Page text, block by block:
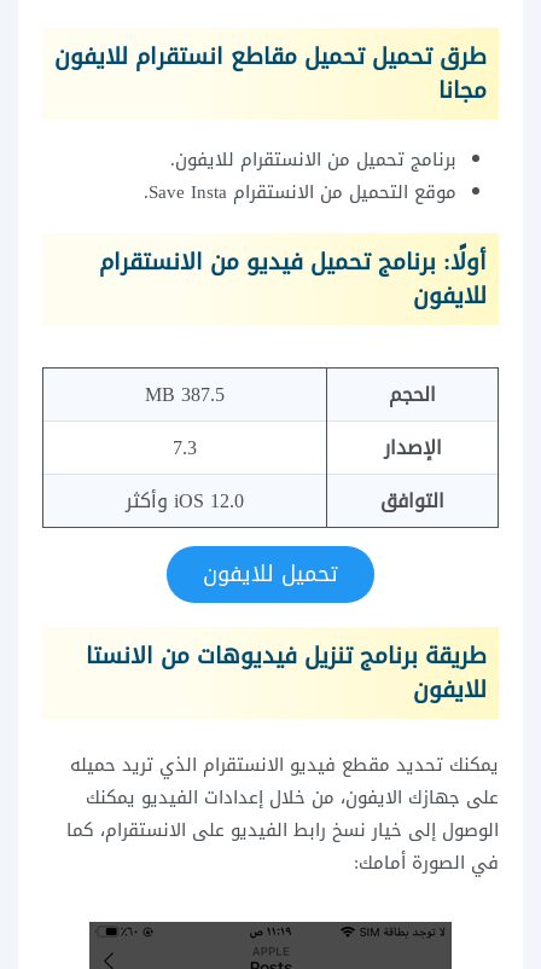
طرق تحميل تحميل مقاطع انستقرام للايفون
مجانا
برنامج تحميل من الانستقرام للايفون.
موقع التحميل من الانستقرام Save Insta.
أولًا: برنامج تحميل فيديو من الانستقرام
للايفون
الحجم
387.5 MB
الإصدار
7.3
التوافق
iOS 12.0 وأكثر
تحميل للايفون
طريقة برنامج تنزيل فيديوهات من الانستا
للايفون
يمكنك تحديد مقطع فيديو الانستقرام الذي تريد حميله
على جهازك الايفون، من خلال إعدادات الفيديو يمكنك
الوصول إلى خيار نسخ رابط الفيديو على الانستقرام، كما
في الصورة أمامك: